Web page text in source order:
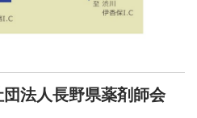
法人長野県薬剤師会